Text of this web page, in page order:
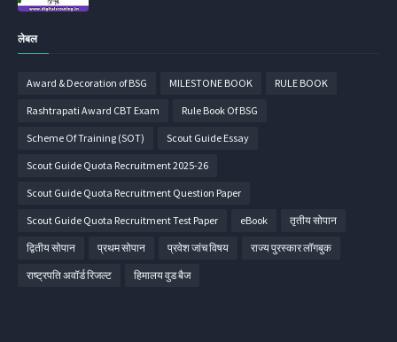
लेबल
Award & Decoration of BSG MILESTONE BOOK RULE BOOK
Rashtrapati Award CBT Exam Rule Book Of BSG
Scheme Of Training (SOT) Scout Guide Essay
Scout Guide Quota Recruitment 2025-26
Scout Guide Quota Recruitment Question Paper
Scout Guide Quota Recruitment Test Paper eBook तृतीय सोपान
द्वितीय सोपान प्रथम सोपान प्रवेश जांच विषय राज्य पुरस्कार लॉगबुक
राष्ट्रपति अवॉर्ड रिजल्ट हिमालय वुड बैज